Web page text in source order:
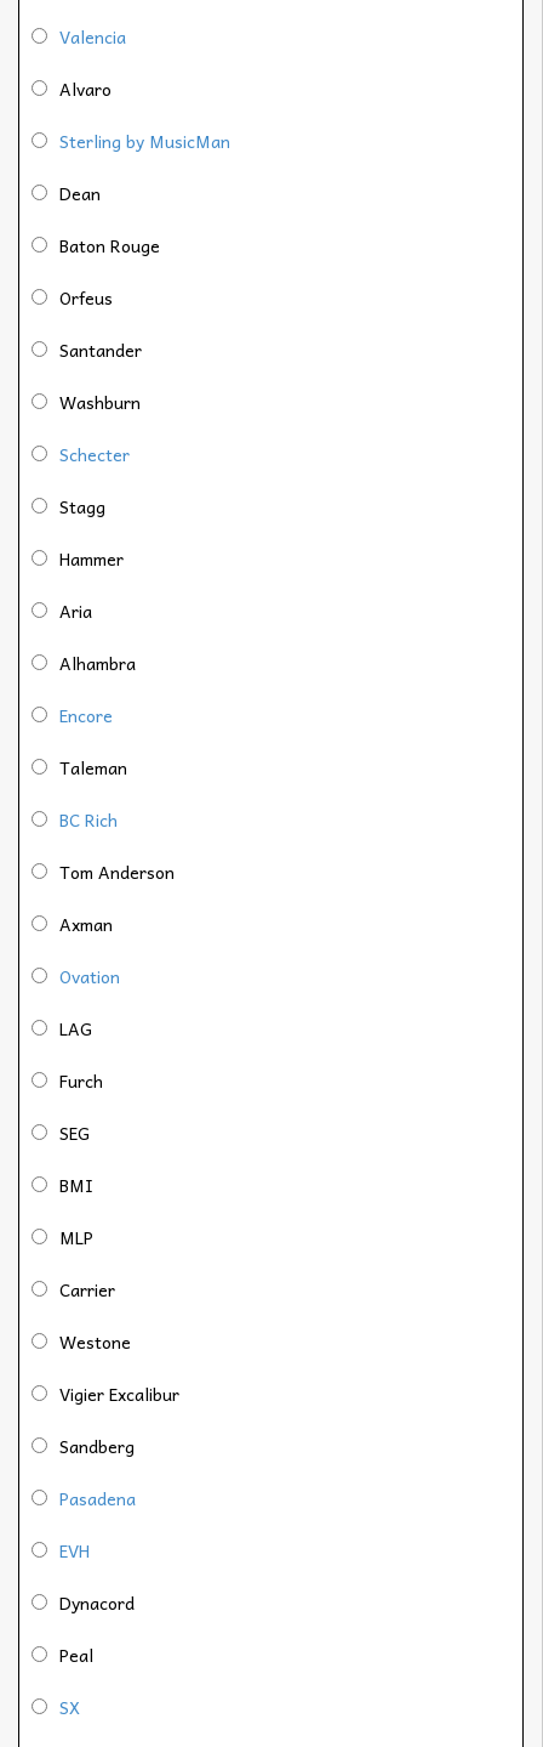
Valencia
Alvaro
Sterling by MusicMan
Dean
Baton Rouge
Orfeus
Santander
Washburn
Schecter
Stagg
Hammer
Aria
Alhambra
Encore
Taleman
BC Rich
Tom Anderson
Axman
Ovation
LAG
Furch
SEG
BMI
MLP
Carrier
Westone
Vigier Excalibur
Sandberg
Pasadena
EVH
Dynacord
Peal
SX